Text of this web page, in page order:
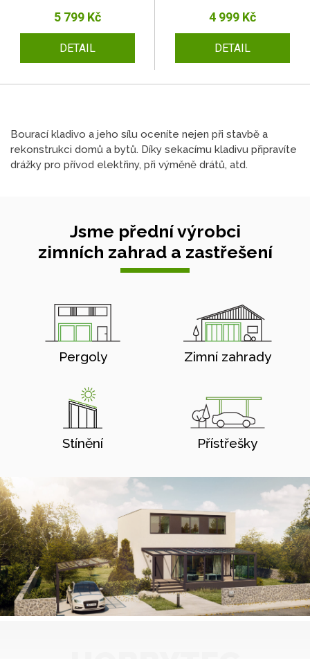
5 799 Kč
DETAIL
4 999 Kč
DETAIL
Bourací kladivo a jeho sílu oceníte nejen při stavbě a
rekonstrukci domů a bytů. Díky sekacímu kladivu připravíte
drážky pro přívod elektřiny, při výměně drátů, atd.
Jsme přední výrobci
zimních zahrad a zastřešení
Pergoly Zimní zahrady
Stínění Přístřešky